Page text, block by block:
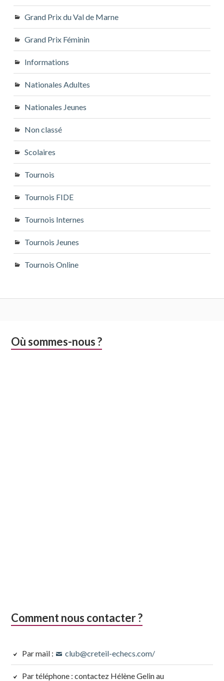
Grand Prix du Val de Marne
Grand Prix Féminin
Informations
Nationales Adultes
Nationales Jeunes
Non classé
Scolaires
Tournois
Tournois FIDE
Tournois Internes
Tournois Jeunes
Tournois Online
Colonne
Où sommes-nous ?
Comment nous contacter ?
Par mail : club@creteil-echecs.com/
Par téléphone : contactez Hélène Gelin au